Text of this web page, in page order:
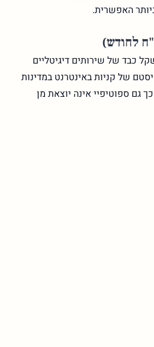
האפשרית.
כבד של שירותים דיגיטליים
של קניות באינטרנט במדינות
גם ספוטיפיי אינה יוצאת מן